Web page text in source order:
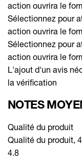
action ouvrira le
Sélectionnez pour
action ouvrira le
Sélectionnez pour
action ouvrira le
L'ajout d'un avis
la vérification
NOTES
Qualité du produit
Qualité du produit,
4.8